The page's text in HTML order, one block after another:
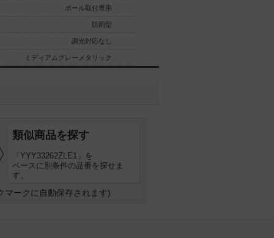
ポール取付専用
防雨型
調光対応なし
ミディアムグレーメタリック
類似商品を探す
「YYY33262ZLE1」を
ベースに別条件の品番を探せま
す。
マークに自動保存されます)